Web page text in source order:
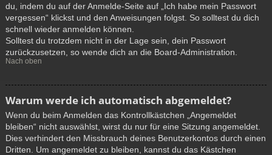
du, indem du auf der Anmelde-Seite auf „Ich habe mein Passwort
vergessen“ klickst und den Anweisungen folgst. So solltest du dich
schnell wieder anmelden können.
Solltest du trotzdem nicht in der Lage sein, dein Passwort
zurückzusetzen, so wende dich an die Board-Administration.
Nach oben
Warum werde ich automatisch abgemeldet?
Wenn du beim Anmelden das Kontrollkästchen „Angemeldet
bleiben“ nicht auswählst, wirst du nur für eine Sitzung angemeldet.
Dies verhindert den Missbrauch deines Benutzerkontos durch einen
Dritten. Um angemeldet zu bleiben, kannst du das Kästchen